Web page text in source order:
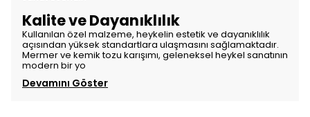
Kalite ve Dayanıklılık
Kullanılan özel malzeme, heykelin estetik ve dayanıklılık
açısından yüksek standartlara ulaşmasını sağlamaktadır.
Mermer ve kemik tozu karışımı, geleneksel heykel sanatının
modern bir yo
Devamını Göster